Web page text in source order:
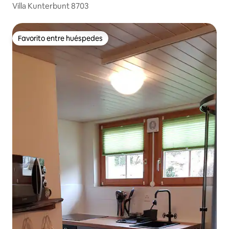
Villa Kunterbunt 8703
Favorito entre huéspedes
Favorito entre huéspedes